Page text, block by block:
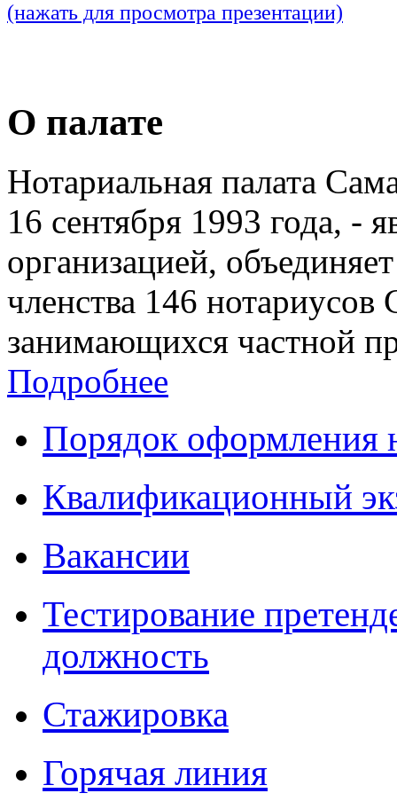
(нажать для просмотра презентации)
О палате
Нотариальная палата
16 сентября 1993 года, -
организацией,
членства 146 нотариусов
занимающихся частной
Подробнее
Порядок оформления
Квалификационный
Вакансии
Тестирование
должность
Стажировка
Горячая линия